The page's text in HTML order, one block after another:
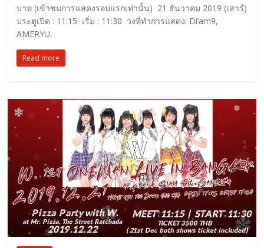
บาท (เข้าชมการแสดงรอบแรกเท่านั้น) 21 ธันวาคม 2019 (เสาร์)
ประตูเปิด : 11:15 เริ่ม : 11:30 วงที่ทำการแสดง: Di’am9,
AMERYU,
Read more